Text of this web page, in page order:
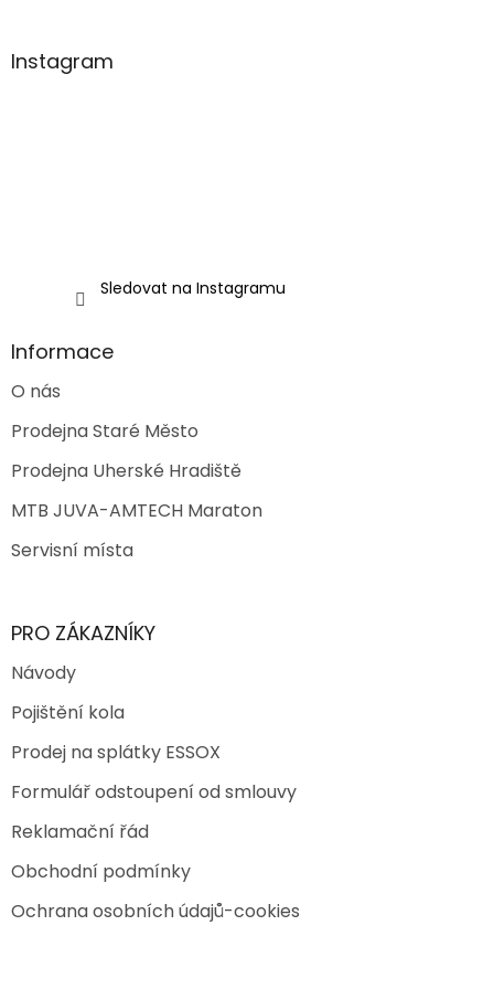
aInstagram
Sledovat na Instagramu
Informace
O nás
Prodejna Staré Město
Prodejna Uherské Hradiště
MTB JUVA-AMTECH Maraton
Servisní místa
PRO ZÁKAZNÍKY
Návody
Pojištění kola
Prodej na splátky ESSOX
Formulář odstoupení od smlouvy
Reklamační řád
Obchodní podmínky
Ochrana osobních údajů-cookies